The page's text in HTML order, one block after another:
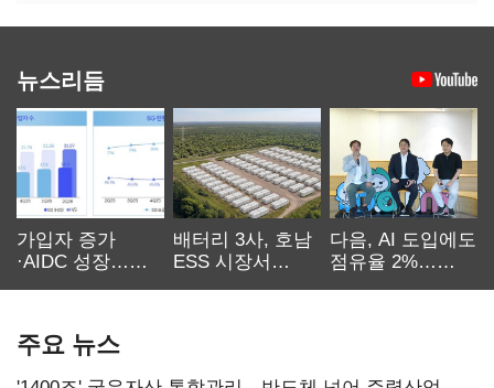
뉴스리듬
가입자 증가
·AIDC 성장…
배터리 3사, 호남
ESS 시장서
다음, AI 도입에도
점유율 2%…
주요 뉴스